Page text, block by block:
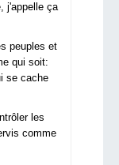
j'appelle ça
peuples et
qui soit:
se cache
les
comme